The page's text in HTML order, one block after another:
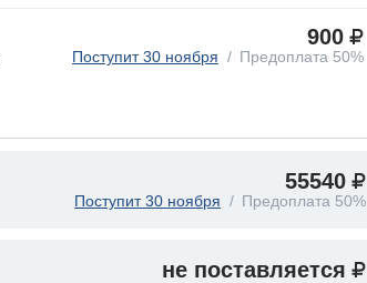
900
Поступит 30 ноября Предоплата 50%
55540
Поступит 30 ноября Предоплата 50%
не поставляется